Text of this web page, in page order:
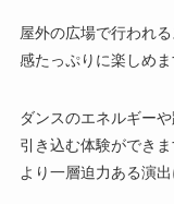
屋外の広場で行われ
感たっぷりに楽しめま
ダンスのエネルギー
引き込む体験ができ
より一層迫力ある演出